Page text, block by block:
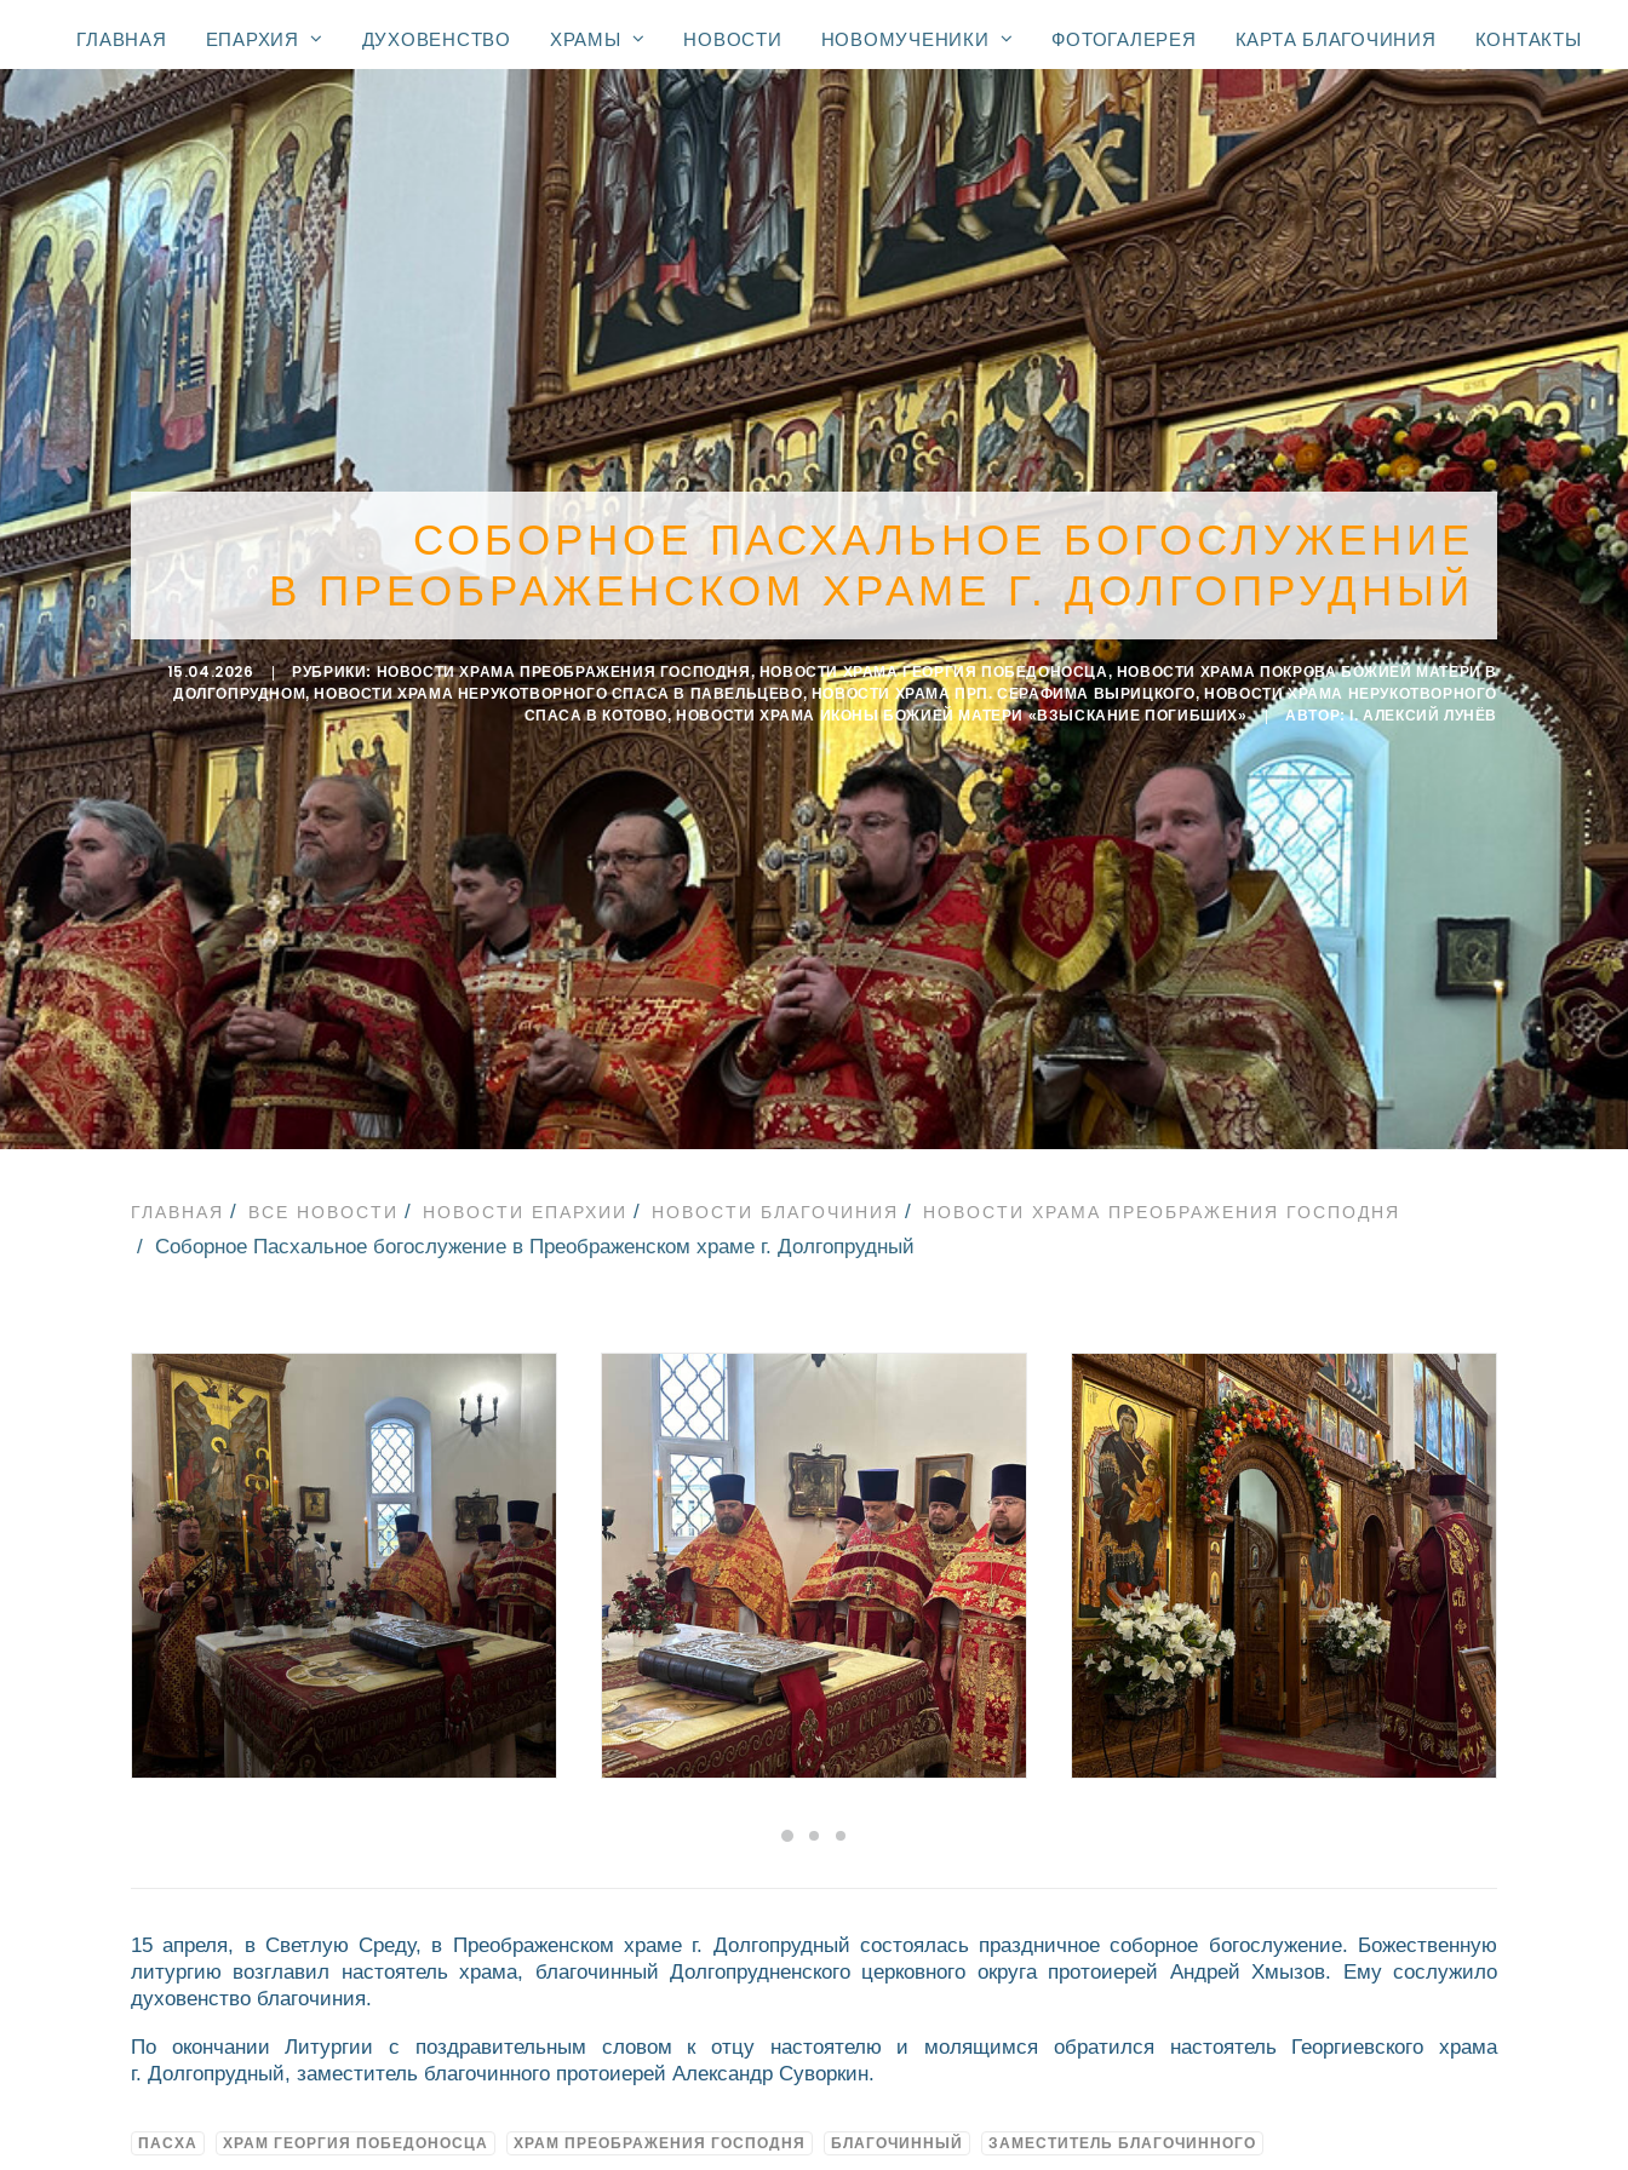
ГЛАВНАЯ ЕПАРХИЯ ДУХОВЕНСТВО ХРАМЫ НОВОСТИ НОВОМУЧЕНИКИ ФОТОГАЛЕРЕЯ КАРТА БЛАГОЧИНИЯ КОНТАКТЫ
СОБОРНОЕ ПАСХАЛЬНОЕ БОГОСЛУЖЕНИЕ
В ПРЕОБРАЖЕНСКОМ ХРАМЕ Г. ДОЛГОПРУДНЫЙ
15.04.2026 | РУБРИКИ:НОВОСТИ ХРАМА ПРЕОБРАЖЕНИЯ ГОСПОДНЯ, НОВОСТИ ХРАМА ГЕОРГИЯ ПОБЕДОНОСЦА, НОВОСТИ ХРАМА ПОКРОВА БОЖИЕЙ МАТЕРИ В
ДОЛГОПРУДНОМ,НОВОСТИ ХРАМА НЕРУКОТВОРНОГО СПАСА В ПАВЕЛЬЦЕВО, НОВОСТИ ХРАМА ПРП. СЕРАФИМА ВЫРИЦКОГО,НОВОСТИ ХРАМА НЕРУКОТВОРНОГО
СПАСА В КОТОВО,НОВОСТИ ХРАМА ИКОНЫ БОЖИЕЙ МАТЕРИ «ВЗЫСКАНИЕ ПОГИБШИХ» | АВТОР:I. АЛЕКСИЙ ЛУНЁВ
ГЛАВНАЯ ВСЕ НОВОСТИ НОВОСТИ ЕПАРХИИ НОВОСТИ БЛАГОЧИНИЯ НОВОСТИ ХРАМА ПРЕОБРАЖЕНИЯ ГОСПОДНЯ
Соборное Пасхальное богослужение в Преображенском храме г. Долгопрудный
15 апреля, в Светлую Среду, в Преображенском храме г. Долгопрудный состоялась праздничное соборное богослужение. Божественную
литургию возглавил настоятель храма, благочинный Долгопрудненского церковного округа протоиерей Андрей Хмызов. Ему сослужило
духовенство благочиния.
По окончании Литургии с поздравительным словом к отцу настоятелю и молящимся обратился настоятель Георгиевского храма
г. Долгопрудный, заместитель благочинного протоиерей Александр Суворкин.
ПАСХА ХРАМ ГЕОРГИЯ ПОБЕДОНОСЦА ХРАМ ПРЕОБРАЖЕНИЯ ГОСПОДНЯ БЛАГОЧИННЫЙ ЗАМЕСТИТЕЛЬ БЛАГОЧИННОГО